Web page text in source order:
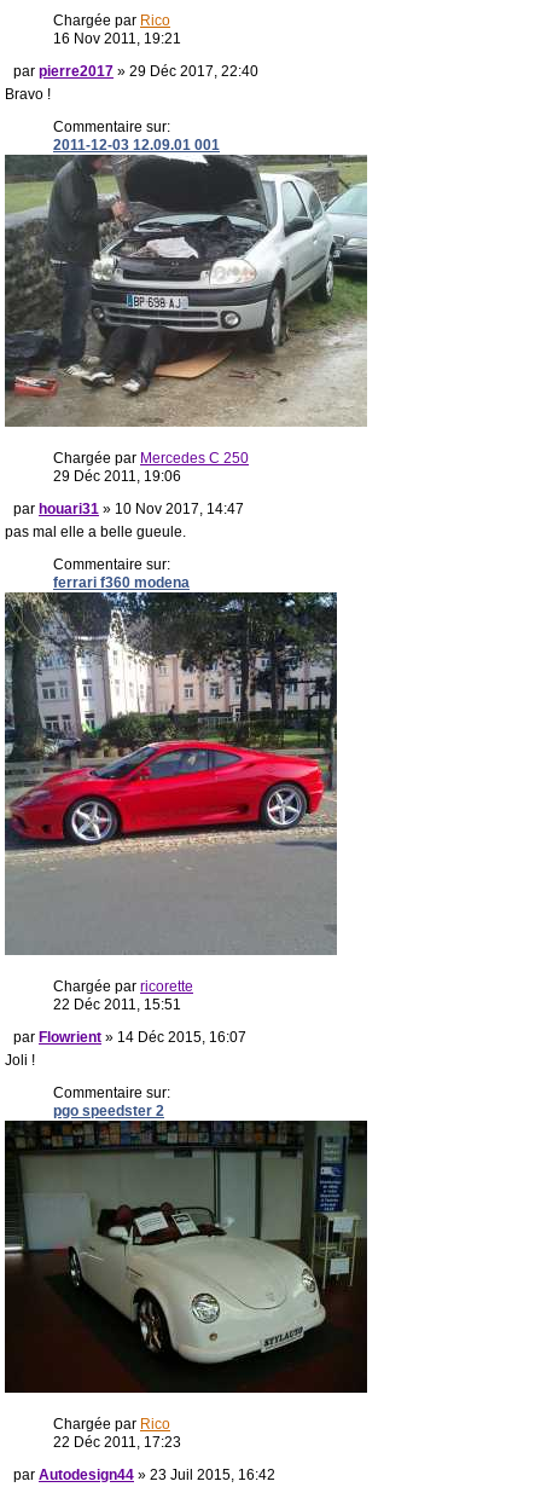
Chargée par Rico
16 Nov 2011, 19:21
par pierre2017 » 29 Déc 2017, 22:40
Bravo !
Commentaire sur:
2011-12-03 12.09.01 001
Chargée par Mercedes C 250
29 Déc 2011, 19:06
par houari31 » 10 Nov 2017, 14:47
pas mal elle a belle gueule.
Commentaire sur:
ferrari f360 modena
Chargée par ricorette
22 Déc 2011, 15:51
par Flowrient » 14 Déc 2015, 16:07
Joli !
Commentaire sur:
pgo speedster 2
Chargée par Rico
22 Déc 2011, 17:23
par Autodesign44 » 23 Juil 2015, 16:42